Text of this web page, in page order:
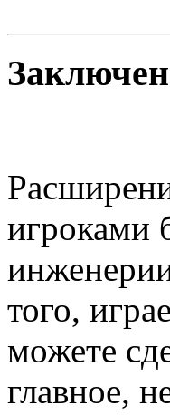
игроками
того,
можете
главное,